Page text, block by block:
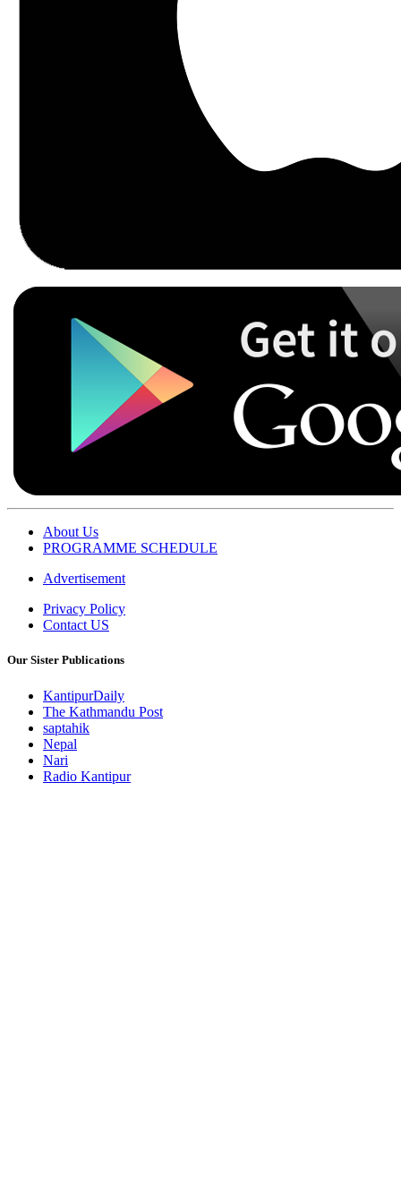
About Us
PROGRAMME SCHEDULE
Advertisement
Privacy Policy
Contact US
Our Sister Publications
KantipurDaily
The Kathmandu Post
saptahik
Nepal
Nari
Radio Kantipur